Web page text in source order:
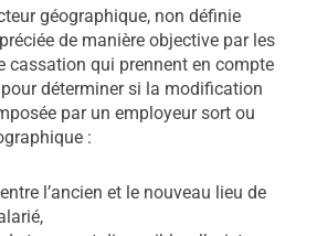
géographique, non définie
de manière objective par les
cassation qui prennent en compte
déterminer si la modification
par un employeur sort ou
:
l’ancien et le nouveau lieu de